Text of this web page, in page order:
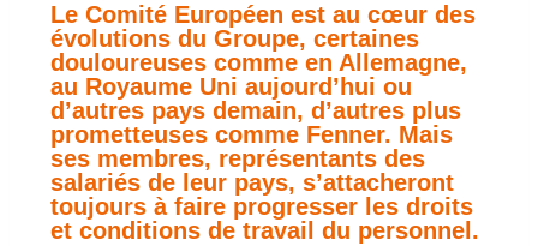
Le Comité Européen est au cœur des
évolutions du Groupe, certaines
douloureuses comme en Allemagne,
au Royaume Uni aujourd’hui ou
d’autres pays demain, d’autres plus
prometteuses comme Fenner. Mais
ses membres, représentants des
salariés de leur pays, s’attacheront
toujours à faire progresser les droits
et conditions de travail du personnel.